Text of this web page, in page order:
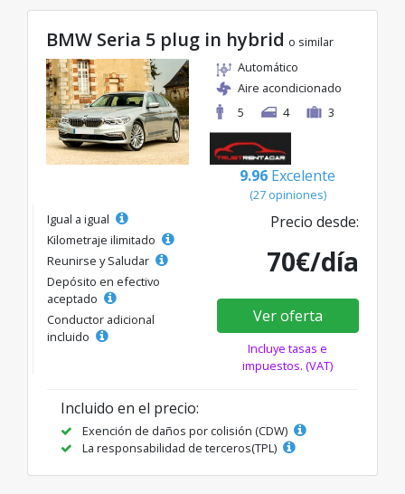
BMW Seria 5 plug in hybrid o similar
Automático
Aire acondicionado
5
4 3
9.96 Excelente
(27 opiniones)
Igual a igual
Kilometraje ilimitado
Reunirse y Saludar
Depósito en efectivo
aceptado
Conductor adicional
incluido
Precio desde:
70€/día
Ver oferta
Incluye tasas e
impuestos. (VAT)
Incluido en el precio:
Exención de daños por colisión (CDW)
La responsabilidad de terceros(TPL)